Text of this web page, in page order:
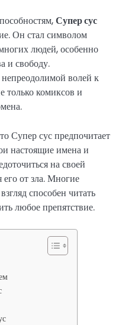
Супер сус
Он стал символом
людей, особенно
и свободу.
волей к
только комиксов и
Супер сус предпочитает
настоящие имена и
на своей
от зла. Многие
способен читать
любое препятствие.